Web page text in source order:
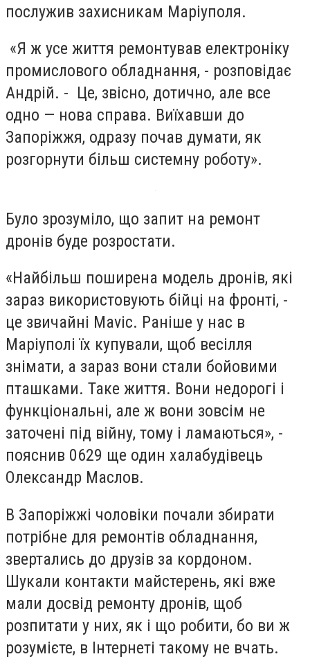
послужив захисникам Маріуполя.
«Я ж усе життя ремонтував електроніку
промислового обладнання, - розповідає
Андрій. - Це, звісно, дотично, але все
одно — нова справа. Виїхавши до
Запоріжжя, одразу почав думати, як
розгорнути більш системну роботу».
Було зрозуміло, що запит на ремонт
дронів буде розростати.
«Найбільш поширена модель дронів, які
зараз використовують бійці на фронті, -
це звичайні Mavic. Раніше у нас в
Маріуполі їх купували, щоб весілля
знімати, а зараз вони стали бойовими
пташками. Таке життя. Вони недорогі і
функціональні, але ж вони зовсім не
заточені під війну, тому і ламаються», -
пояснив 0629 ще один халабудівець
Олександр Маслов.
В Запоріжжі чоловіки почали збирати
потрібне для ремонтів обладнання,
звертались до друзів за кордоном.
Шукали контакти майстерень, які вже
мали досвід ремонту дронів, щоб
розпитати у них, як і що робити, бо ви ж
розумієте, в Інтернеті такому не вчать.